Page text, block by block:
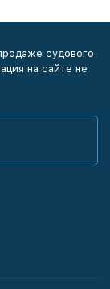
судового
на сайте не